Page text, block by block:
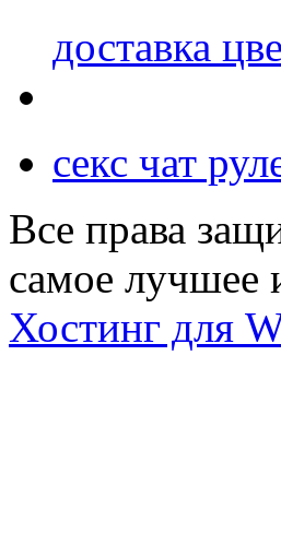
доставка
секс чат
Все права
самое лучшее
Хостинг для